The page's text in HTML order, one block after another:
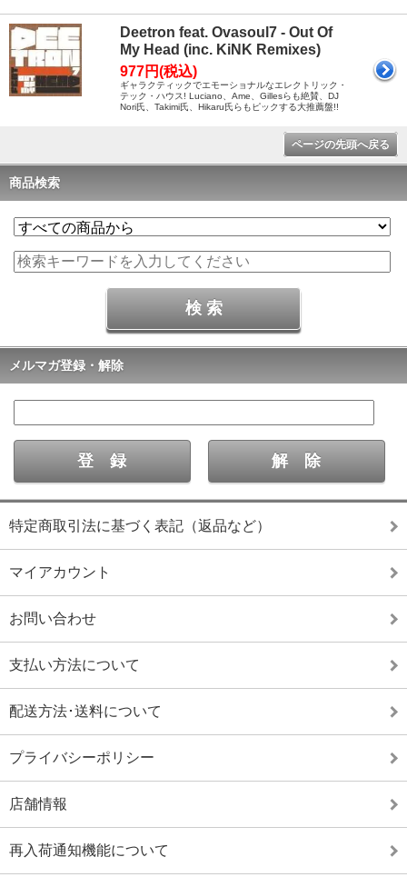
Deetron feat. Ovasoul7 - Out Of
My Head (inc. KiNK Remixes)
977円(税込)
ギャラクティックでエモーショナルなエレクトリック・
テック・ハウス! Luciano、Ame、Gillesらも絶賛、DJ
Nori氏、Takimi氏、Hikaru氏らもピックする大推薦盤!!
ページの先頭へ戻る
商品検索
メルマガ登録・解除
特定商取引法に基づく表記（返品など）
マイアカウント
お問い合わせ
支払い方法について
配送方法･送料について
プライバシーポリシー
店舗情報
再入荷通知機能について